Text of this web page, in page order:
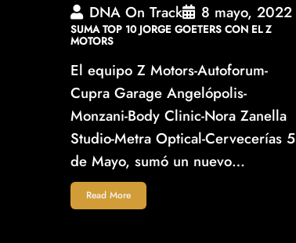
DNA On Track 8 mayo, 2022
SUMA TOP 10 JORGE GOETERS CON EL Z
MOTORS
El equipo Z Motors-Autoforum-
Cupra Garage Angelópolis-
Monzani-Body Clinic-Nora Zanella
Studio-Metra Optical-Cervecerías 5
de Mayo, sumó un nuevo…
Read More